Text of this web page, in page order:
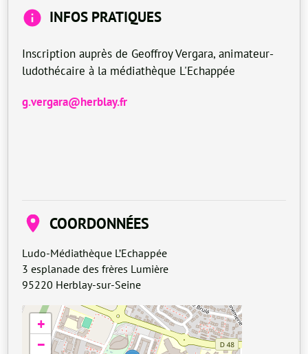
INFOS PRATIQUES
Inscription auprès de Geoffroy Vergara, animateur-
ludothécaire à la médiathèque L'Echappée
g.vergara@herblay.fr
COORDONNÉES
Ludo-Médiathèque L’Echappée
3 esplanade des frères Lumière
95220 Herblay-sur-Seine
+
−